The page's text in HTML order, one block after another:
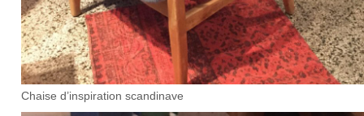
Chaise d’inspiration scandinave